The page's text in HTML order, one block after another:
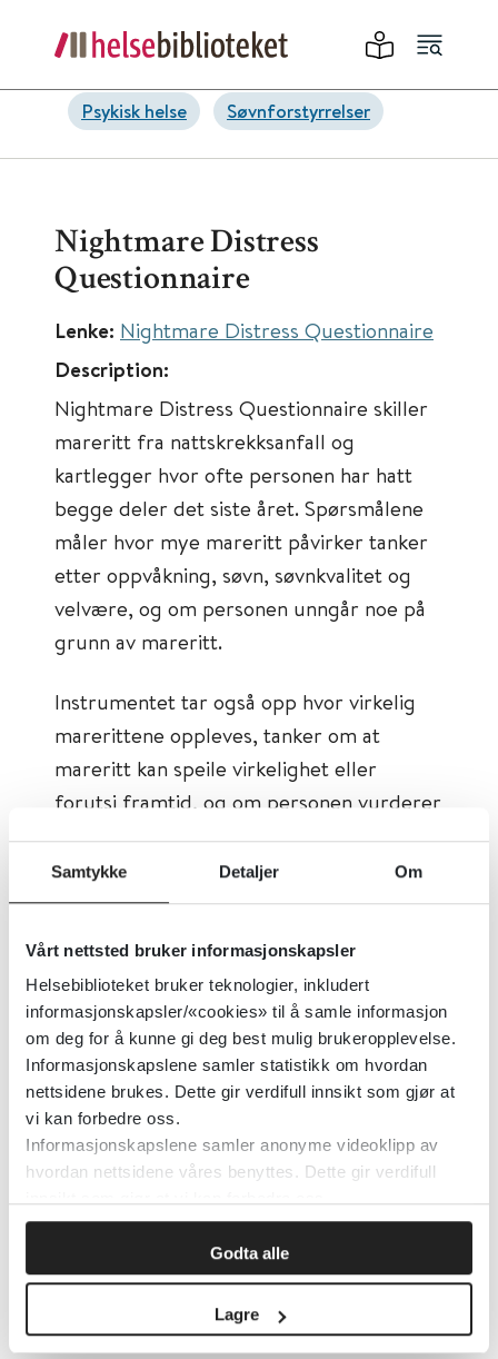
Samtykke Detaljer Om
Vårt nettsted bruker informasjonskapsler
Helsebiblioteket bruker teknologier, inkludert
informasjonskapsler/«cookies» til å samle informasjon
om deg for å kunne gi deg best mulig brukeropplevelse.
Informasjonskapslene samler statistikk om hvordan
nettsidene brukes. Dette gir verdifull innsikt som gjør at
vi kan forbedre oss.
Informasjonskapslene samler anonyme videoklipp av
hvordan nettsidene våres benyttes. Dette gir verdifull
Godta alle
Lagre
Psykisk helse Søvnforstyrrelser
Nightmare Distress
Questionnaire
Lenke: Nightmare Distress Questionnaire
Description:
Nightmare Distress Questionnaire skiller
mareritt fra nattskrekksanfall og
kartlegger hvor ofte personen har hatt
begge deler det siste året. Spørsmålene
måler hvor mye mareritt påvirker tanker
etter oppvåkning, søvn, søvnkvalitet og
velvære, og om personen unngår noe på
grunn av mareritt.
Instrumentet tar også opp hvor virkelig
marerittene oppleves, tanker om at
mareritt kan speile virkelighet eller
forutsi framtid, og om personen vurderer
hjelp eller ønsker behandling. Skåringen
bruker en fempunkts skala der høyere
skår betyr mer plager eller større
Tema:Psykisk helse, Søvnforstyrrelser
Emner: Drømmer, Søvnforstyrrelser,
Tester
Dokumenttype:Verktøy
Utgiver:Haukeland Universitetssykehus
Språk:Norsk